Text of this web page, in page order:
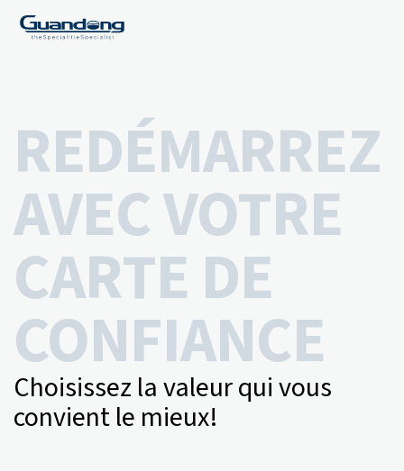
REDÉMARREZ
AVEC VOTRE
CARTE DE
CONFIANCE
Choisissez la valeur qui vous
convient le mieux!